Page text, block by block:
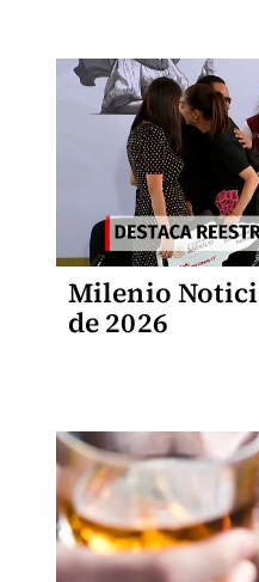
Milenio
de 2026